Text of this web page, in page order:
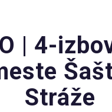
| 4-
Stráže